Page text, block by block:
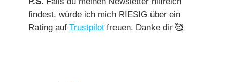
findest, würde ich mich RIESIG über ein
Rating auf Trustpilot freuen. Danke dir 🥰